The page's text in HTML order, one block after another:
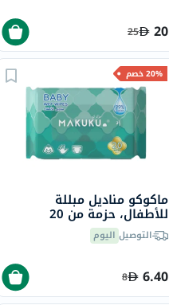
20
25
20% خصم
ماكوكو مناديل مبللة
للأطفال، حزمة من 20
التوصيل اليوم
6.40
8